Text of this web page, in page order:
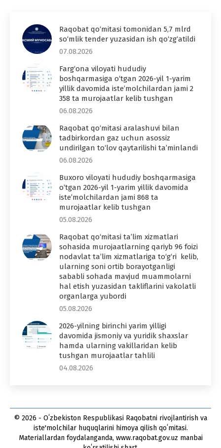
Raqobat qo‘mitasi tomonidan 5,7 mlrd
so‘mlik tender yuzasidan ish qo‘zg‘atildi
07.08.2026
Farg‘ona viloyati hududiy
boshqarmasiga o‘tgan 2026-yil 1-yarim
yillik davomida iste’molchilardan jami 2
358 ta murojaatlar kelib tushgan
06.08.2026
Raqobat qo‘mitasi aralashuvi bilan
tadbirkordan gaz uchun asossiz
undirilgan to‘lov qaytarilishi ta’minlandi
06.08.2026
Buxoro viloyati hududiy boshqarmasiga
o‘tgan 2026-yil 1-yarim yillik davomida
iste’molchilardan jami 868 ta
murojaatlar kelib tushgan
05.08.2026
Raqobat qo‘mitasi ta’lim xizmatlari
sohasida murojaatlarning qariyb 96 foizi
nodavlat ta’lim xizmatlariga to‘g‘ri kelib,
ularning soni ortib borayotganligi
sababli sohada mavjud muammolarni
hal etish yuzasidan takliflarini vakolatli
organlarga yubordi
05.08.2026
2026-yilning birinchi yarim yilligi
davomida jismoniy va yuridik shaxslar
hamda ularning vakillaridan kelib
tushgan murojaatlar tahlili
04.08.2026
© 2026 - Oʻzbekiston Respublikasi Raqobatni rivojlantirish va
iste'molchilar huquqlarini himoya qilish qoʻmitasi.
Materiallardan foydalanganda, www.raqobat.gov.uz manbai